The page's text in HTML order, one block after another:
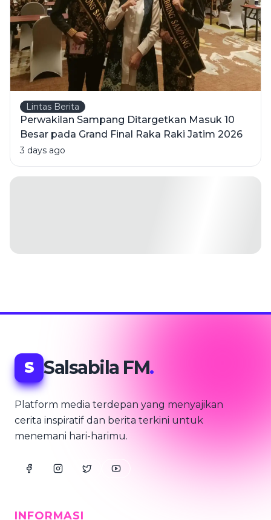
Lintas Berita
Perwakilan Sampang Ditargetkan Masuk 10
Besar pada Grand Final Raka Raki Jatim 2026
3 days ago
S Salsabila FM.
Platform media terdepan yang menyajikan
cerita inspiratif dan berita terkini untuk
menemani hari-harimu.
INFORMASI